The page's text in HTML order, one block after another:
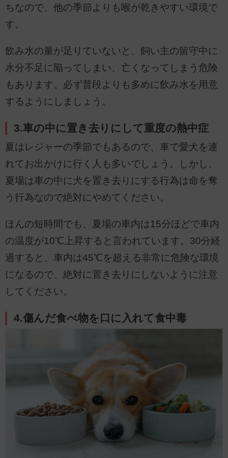
ちなので、他の季節よりも喉が乾きやすい環境で
す。
飲み水の量が足りていないと、飼い主の留守中に
水分不足に陥ってしまい、亡くなってしまう危険
もあります。必ず普段よりも多めに飲み水を用意
するようにしましょう。
3.車の中に置き去りにして重度の熱中症
夏はレジャーの季節でもあるので、車で愛犬を連
れてお出かけに行く人も多いでしょう。しかし、
夏場は車の中に犬を置き去りにする行為は命を奪
う行為なので絶対にやめてください。
ほんの短時間でも、夏場の車内は15分ほどで車内
の温度が10℃上昇すると言われています。30分経
過すると、車内は45℃を超える非常に危険な環境
になるので、絶対に置き去りにしないように注意
してください。
4.傷んだ食べ物を口に入れて食中毒